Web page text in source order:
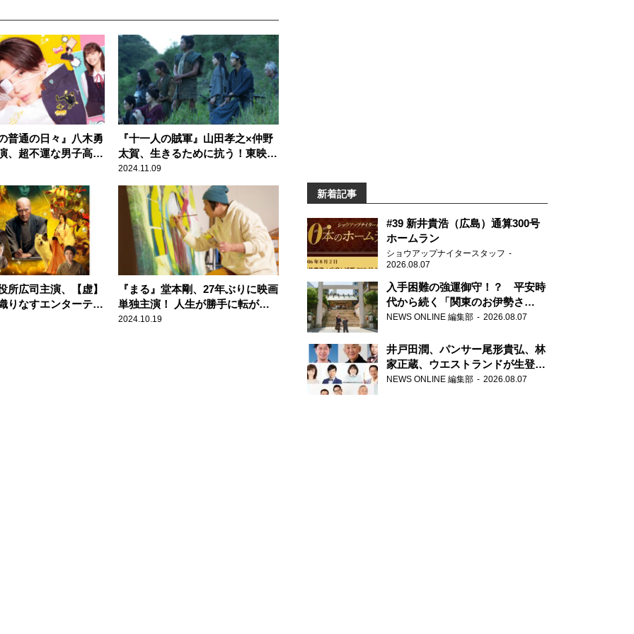
普通の日々』八木勇
、超不運な男子高生
ブストーリー
『十一人の賊軍』山田孝之×仲野
太賀、生きるために抗う！東映が
令和に放つ集団抗争時代劇
2024.11.09
所広司主演、【虚】
りなすエンターテイ
作
『まる』堂本剛、27年ぶりに映画
単独主演！ 人生が勝手に転がり
出してしまった！？
2024.10.19
新着記事
#39 新井貴浩（広島）通算300号
ホームラン
ショウアップナイタースタッフ
2026.08.07
入手困難の強運御守！？ 平安時
代から続く「関東のお伊勢さ
ま」、芝大神宮にてランパンプス
NEWS ONLINE 編集部 2026.08.07
井戸田潤、パンサー尾形貴弘、林
家正蔵、ウエストランドが生登
場！『ラジオビバリー昼ズ』
NEWS ONLINE 編集部 2026.08.07